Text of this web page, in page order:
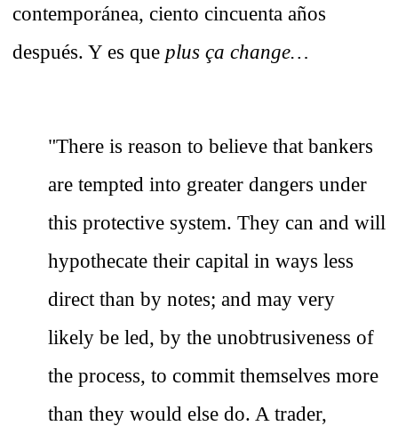
contemporánea, ciento cincuenta años
después. Y es que plus ça change…
"There is reason to believe that bankers
are tempted into greater dangers under
this protective system. They can and will
hypothecate their capital in ways less
direct than by notes; and may very
likely be led, by the unobtrusiveness of
the process, to commit themselves more
than they would else do. A trader,